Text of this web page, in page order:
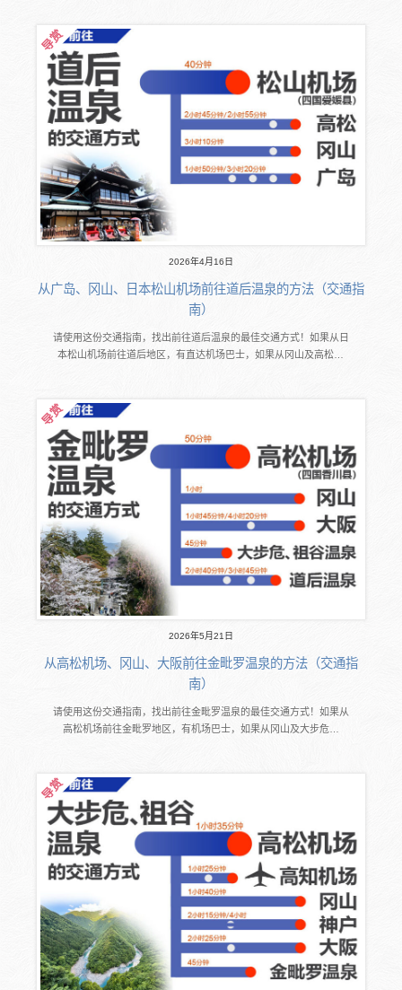
2026年4月16日
从广岛、冈山、日本松山机场前往道后温泉的方法（交通指
南）
请使用这份交通指南，找出前往道后温泉的最佳交通方式！如果从日
本松山机场前往道后地区，有直达机场巴士，如果从冈山及高松…
2026年5月21日
从高松机场、冈山、大阪前往金毗罗温泉的方法（交通指
南）
请使用这份交通指南，找出前往金毗罗温泉的最佳交通方式！如果从
高松机场前往金毗罗地区，有机场巴士，如果从冈山及大步危…